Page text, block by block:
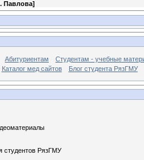
Павлова]
Абитуриентам
Студентам - учебные
Каталог мед сайтов
Блог студента РязГМУ
студентов РязГМУ